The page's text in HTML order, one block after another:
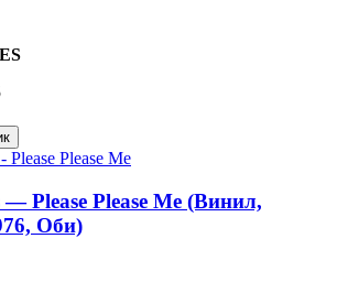
— Please Please Me (Винил,
Оби)